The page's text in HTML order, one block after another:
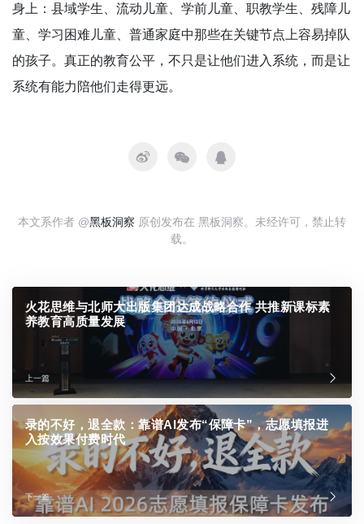
身上：县域学生、流动儿童、学前儿童、职教学生、残障儿
童、学习困难儿童、普通家庭中那些在关键节点上容易掉队
的孩子。真正的教育公平，不只是让他们进入系统，而是让
系统有能力陪他们走得更远。
本文系作者 @黑板洞察 原创发布在 黑板洞察。未经许可，禁止转
载。
火花思维与北师大出版集团达成战略合作 共推新课标素
养教育高质量发展
上一篇
录的不好，退全款：靠谱AI发布“保障卡”，志愿填报进
入按效果付费时代
下一篇